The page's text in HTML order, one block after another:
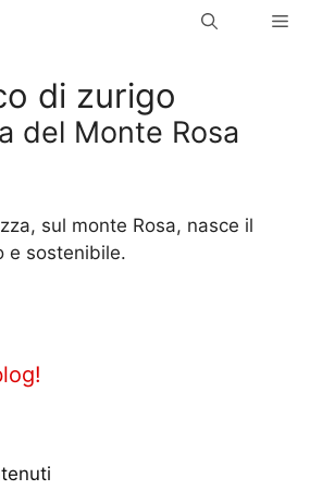
di zurigo
del Monte Rosa
sul monte Rosa, nasce il
e sostenibile.